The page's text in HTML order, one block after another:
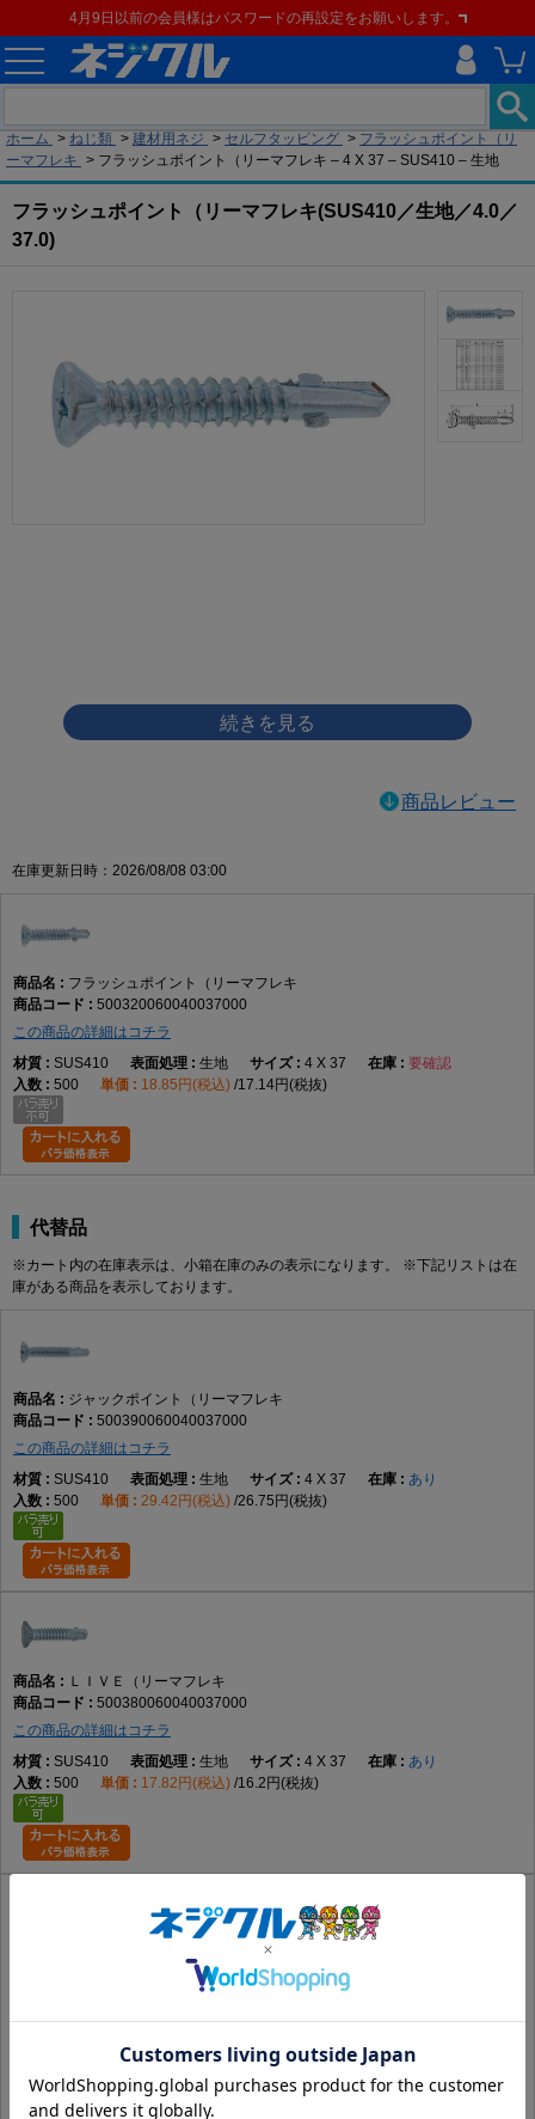
4月9日以前の会員様はパスワードの再設定をお願いします。
ホーム > ねじ類 > 建材用ネジ > セルフタッピング > フラッシュポイント（リ
ーマフレキ > フラッシュポイント（リーマフレキ – 4 X 37 – SUS410 – 生地
フラッシュポイント（リーマフレキ(SUS410／生地／4.0／
37.0)
商品レビュー
在庫更新日時：2026/08/08 03:00
フラッシュポイント（リーマフレキ
500320060040037000
この商品の詳細はコチラ
SUS410
生地 4 X 37
要確認
500
18.85円(税込) 17.14円(税抜)
代替品
※カート内の在庫表示は、小箱在庫のみの表示になります。 ※下記リストは在
庫がある商品を表示しております。
ジャックポイント（リーマフレキ
500390060040037000
この商品の詳細はコチラ
SUS410
生地 4 X 37
あり
500
29.42円(税込) 26.75円(税抜)
ＬＩＶＥ（リーマフレキ
500380060040037000
この商品の詳細はコチラ
SUS410
生地 4 X 37
あり
500
17.82円(税込) 16.2円(税抜)
ＦＲＸ（リーマフレキ
500330060040037000
4 X 37
16.95円(税込) 15.41円(税抜)